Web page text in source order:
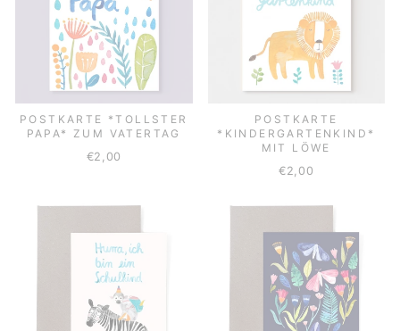
POSTKARTE *TOLLSTER
PAPA* ZUM VATERTAG
€2,00
POSTKARTE
*KINDERGARTENKIND*
MIT LÖWE
€2,00